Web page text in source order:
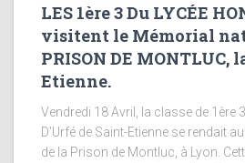
LES 1ère 3 Du LYCÉE
visitent le Mémorial
PRISON DE MONTLUC,
Etienne.
Vendredi 18 Avril, la classe de 1ère
D’Urfé de Saint-Etienne se rendait
de la Prison de Montluc, à Lyon.